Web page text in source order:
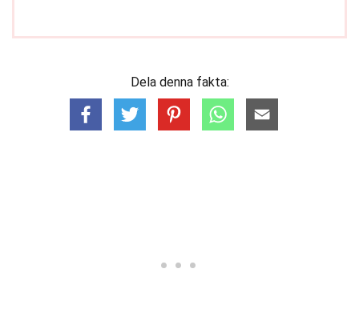
Dela denna fakta: